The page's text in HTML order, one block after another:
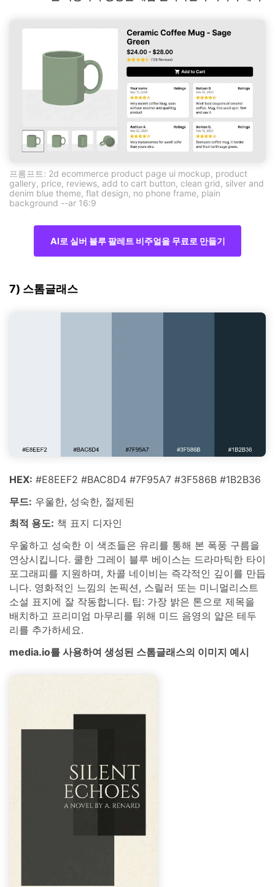
프롬프트: 2d ecommerce product page ui mockup, product
gallery, price, reviews, add to cart button, clean grid, silver and
denim blue theme, flat design, no phone frame, plain
background --ar 16:9
AI로 실버 블루 팔레트 비주얼을 무료로 만들기
7) 스톰글래스
HEX: #E8EEF2 #BAC8D4 #7F95A7 #3F586B #1B2B36
무드: 우울한, 성숙한, 절제된
최적 용도: 책 표지 디자인
우울하고 성숙한 이 색조들은 유리를 통해 본 폭풍 구름을
연상시킵니다. 쿨한 그레이 블루 베이스는 드라마틱한 타이
포그래피를 지원하며, 차콜 네이비는 즉각적인 깊이를 만듭
니다. 영화적인 느낌의 논픽션, 스릴러 또는 미니멀리스트
소설 표지에 잘 작동합니다. 팁: 가장 밝은 톤으로 제목을
배치하고 프리미엄 마무리를 위해 미드 음영의 얇은 테두
리를 추가하세요.
media.io를 사용하여 생성된 스톰글래스의 이미지 예시